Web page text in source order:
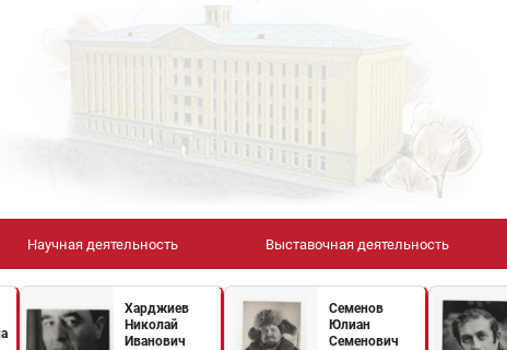
Научная деятельность Выставочная деятельность
Харджиев
Николай
Иванович
Семенов
Юлиан
Семенович